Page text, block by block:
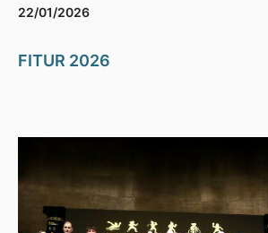
22/01/2026
FITUR 2026